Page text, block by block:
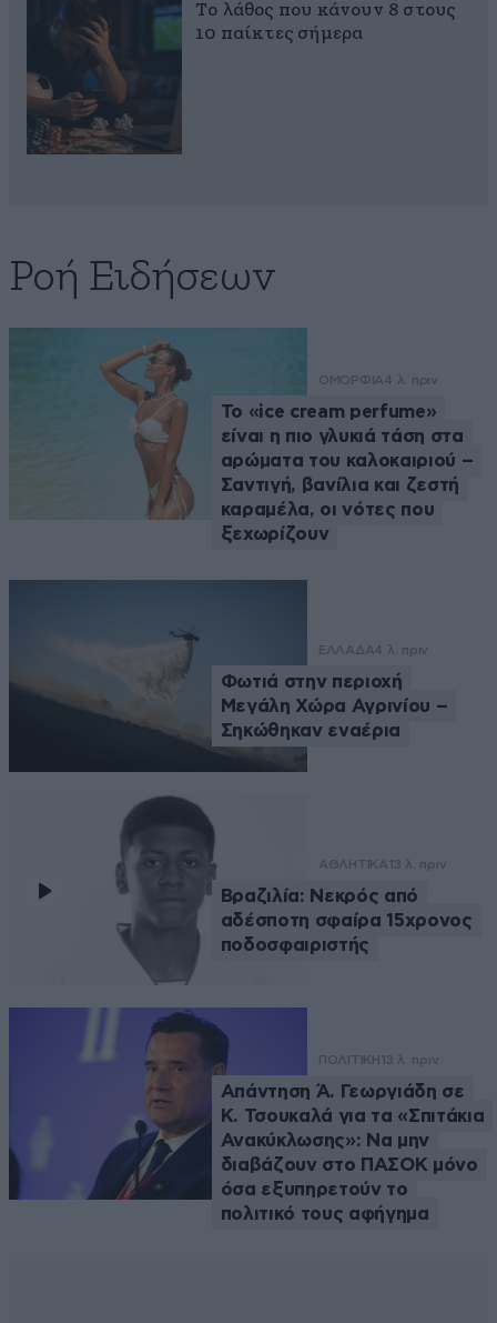
Το λάθος που κάνουν 8 στους
10 παίκτες σήμερα
Ροή Ειδήσεων
ΟΜΟΡΦΙΑ4 λ. πριν
Το «ice cream perfume»
είναι η πιο γλυκιά τάση στα
αρώματα του καλοκαιριού –
Σαντιγή, βανίλια και ζεστή
καραμέλα, οι νότες που
ξεχωρίζουν
ΕΛΛΑΔΑ4 λ. πριν
Φωτιά στην περιοχή
Μεγάλη Χώρα Αγρινίου –
Σηκώθηκαν εναέρια
ΑΘΛΗΤΙΚΑ 13 λ. πριν
Βραζιλία: Νεκρός από
αδέσποτη σφαίρα 15χρονος
ποδοσφαιριστής
ΠΟΛΙΤΙΚΗ 13 λ. πριν
Απάντηση Ά. Γεωργιάδη σε
Κ. Τσουκαλά για τα «Σπιτάκια
Ανακύκλωσης»: Να μην
διαβάζουν στο ΠΑΣΟΚ μόνο
όσα εξυπηρετούν το
πολιτικό τους αφήγημα